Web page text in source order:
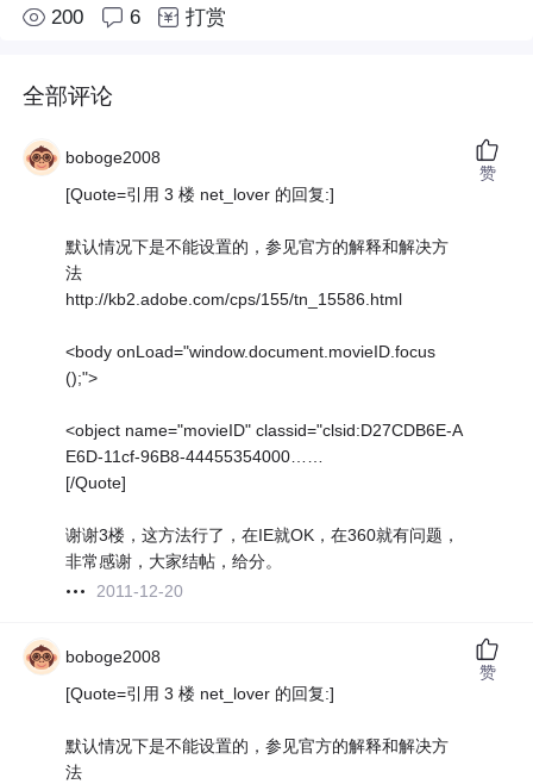
200 6 打赏
全部评论
boboge2008
[Quote=引用 3 楼 net_lover 的回复:]
默认情况下是不能设置的，参见官方的解释和解决方
法
http://kb2.adobe.com/cps/155/tn_15586.html
<body onLoad="window.document.movieID.focus
();">
<object name="movieID" classid="clsid:D27CDB6E-A
E6D-11cf-96B8-44455354000……
[/Quote]
谢谢3楼，这方法行了，在IE就OK，在360就有问题，
非常感谢，大家结帖，给分。
2011-12-20
赞
boboge2008
[Quote=引用 3 楼 net_lover 的回复:]
默认情况下是不能设置的，参见官方的解释和解决方
法
赞